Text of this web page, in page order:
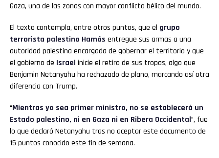
Gaza, una de las zonas con mayor conflicto bélico del mundo.
El texto contempla, entre otros puntos, que el grupo
terrorista palestino Hamás entregue sus armas a una
autoridad palestina encargada de gobernar el territorio y que
el gobierno de Israel inicie el retiro de sus tropas, algo que
Benjamin Netanyahu ha rechazado de plano, marcando así otra
diferencia con Trump.
“Mientras yo sea primer ministro, no se establecerá un
Estado palestino, ni en Gaza ni en Ribera Occidental”, fue
lo que declaró Netanyahu tras no aceptar este documento de
15 puntos conocido este fin de semana.